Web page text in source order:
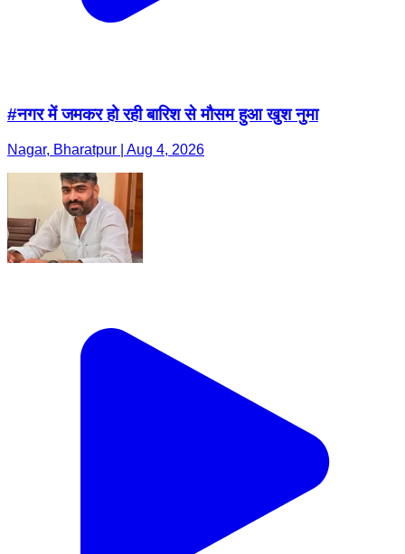
#नगर में जमकर हो रही बारिश से मौसम हुआ खुश नुमा
Nagar, Bharatpur | Aug 4, 2026